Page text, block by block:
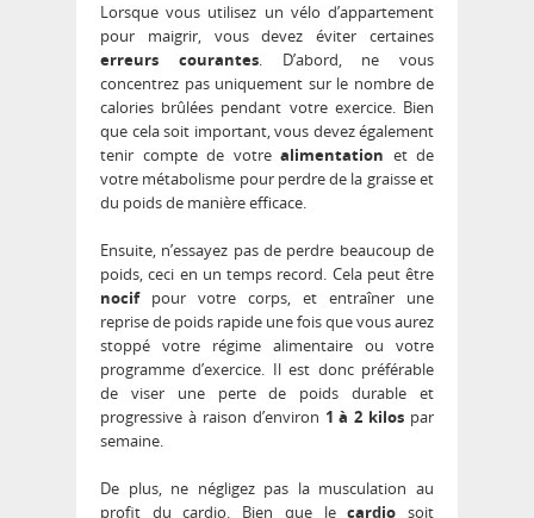
Lorsque vous utilisez un vélo d’appartement
pour maigrir, vous devez éviter certaines
erreurs courantes. D’abord, ne vous
concentrez pas uniquement sur le nombre de
calories brûlées pendant votre exercice. Bien
que cela soit important, vous devez également
tenir compte de votre alimentation et de
votre métabolisme pour perdre de la graisse et
du poids de manière efficace.
Ensuite, n’essayez pas de perdre beaucoup de
poids, ceci en un temps record. Cela peut être
nocifpour votre corps, et entraîner une
reprise de poids rapide une fois que vous aurez
stoppé votre régime alimentaire ou votre
programme d’exercice. Il est donc préférable
de viser une perte de poids durable et
progressive à raison d’environ 1 à 2 kilos par
semaine.
De plus, ne négligez pas la musculation au
profit du cardio. Bien que lecardio soit